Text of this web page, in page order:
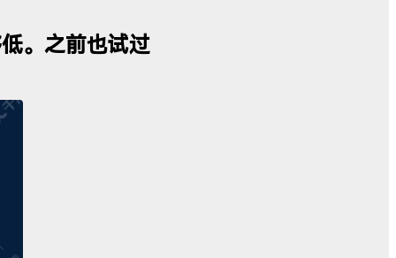
。之前也试过